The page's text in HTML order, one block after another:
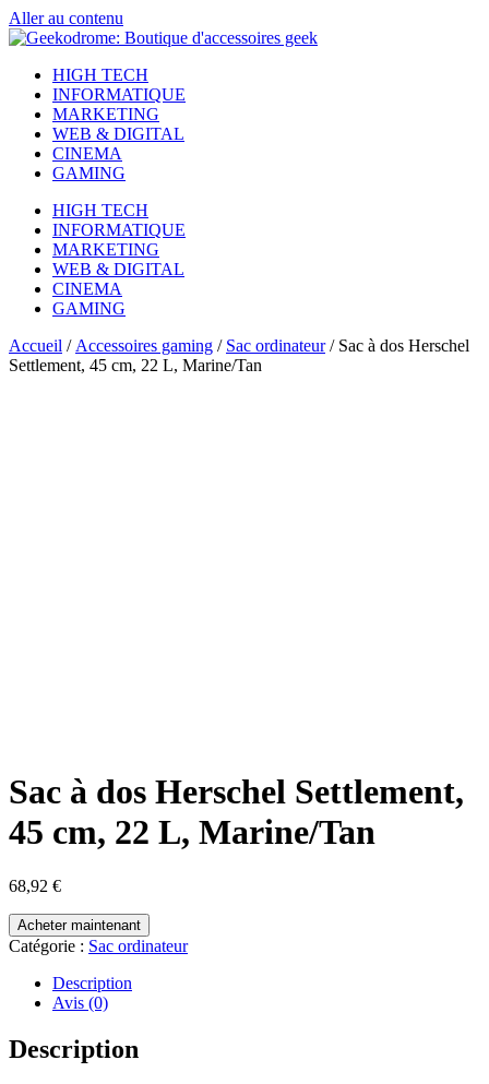
Aller au contenu
HIGH TECH
INFORMATIQUE
MARKETING
WEB & DIGITAL
CINEMA
GAMING
HIGH TECH
INFORMATIQUE
MARKETING
WEB & DIGITAL
CINEMA
GAMING
Accueil / Accessoires gaming / Sac ordinateur/ Sac à dos Herschel
Settlement, 45 cm, 22 L, Marine/Tan
Sac à dos Herschel Settlement,
45 cm, 22 L, Marine/Tan
68,92 €
Acheter maintenant
Catégorie : Sac ordinateur
Description
Avis (0)
Description